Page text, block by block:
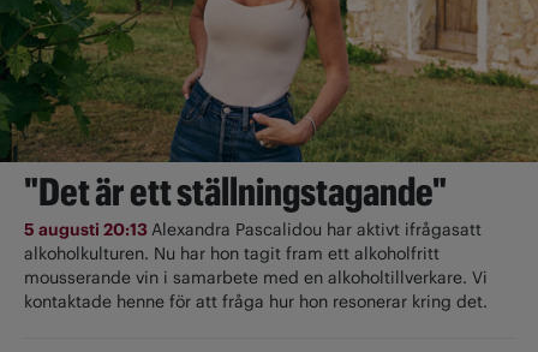
"Det är ett ställningstagande"
5 augusti 20:13Alexandra Pascalidou har aktivt ifrågasatt
alkoholkulturen. Nu har hon tagit fram ett alkoholfritt
mousserande vin i samarbete med en alkoholtillverkare. Vi
kontaktade henne för att fråga hur hon resonerar kring det.